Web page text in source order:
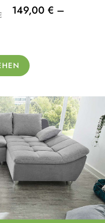
149,00 € –